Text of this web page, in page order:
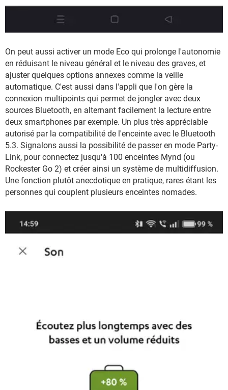
On peut aussi activer un mode Eco qui prolonge l'autonomie
en réduisant le niveau général et le niveau des graves, et
ajuster quelques options annexes comme la veille
automatique. C'est aussi dans l'appli que l'on gère la
connexion multipoints qui permet de jongler avec deux
sources Bluetooth, en alternant facilement la lecture entre
deux smartphones par exemple. Un plus très appréciable
autorisé par la compatibilité de l'enceinte avec le Bluetooth
5.3. Signalons aussi la possibilité de passer en mode Party-
Link, pour connectez jusqu'à 100 enceintes Mynd (ou
Rockester Go 2) et créer ainsi un système de multidiffusion.
Une fonction plutôt anecdotique en pratique, rares étant les
personnes qui couplent plusieurs enceintes nomades.